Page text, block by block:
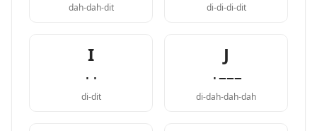
dah-dah-dit di-di-di-dit
I
··
di-dit
J
·−−−
di-dah-dah-dah